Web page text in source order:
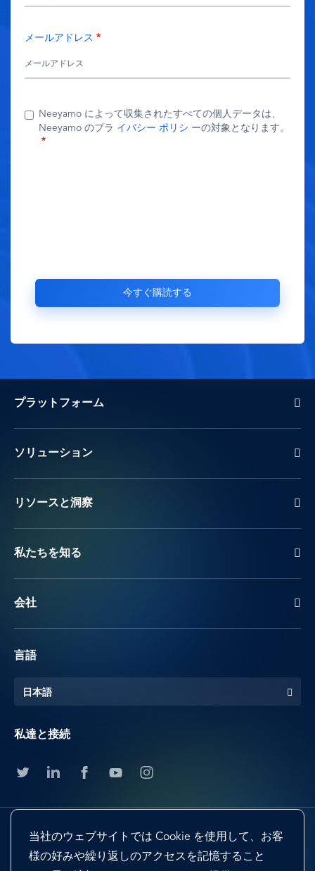
当社のウェブサイトでは Cookie を使用して、お客
様の好みや繰り返しのアクセスを記憶すること
メールアドレス
Neeyamo によって収集されたすべての個人データは、
Neeyamo のプラ イバシー ポリシ ーの対象となります。
プラットフォーム
ソリューション
リソースと洞察
私たちを知る
会社
言語
日本語
私達と接続